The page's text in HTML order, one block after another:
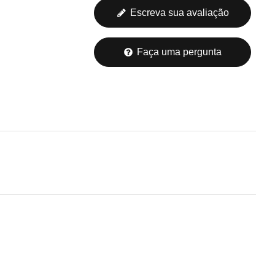
Escreva sua avaliação
Faça uma pergunta